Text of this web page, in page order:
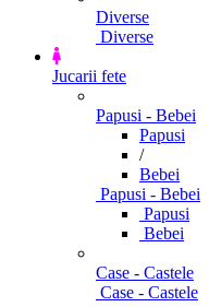
Diverse
Diverse
Jucarii fete
Papusi - Bebei
Papusi
/
Bebei
Papusi - Bebei
Papusi
Bebei
Case - Castele
Case - Castele